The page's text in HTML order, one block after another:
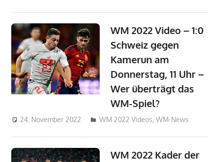
WM 2022 Video – 1:0
Schweiz gegen
Kamerun am
Donnerstag, 11 Uhr –
Wer überträgt das
WM-Spiel?
24. November 2022 admin_wm2022
WM 2022 Videos,WM-News
WM 2022 Kader der